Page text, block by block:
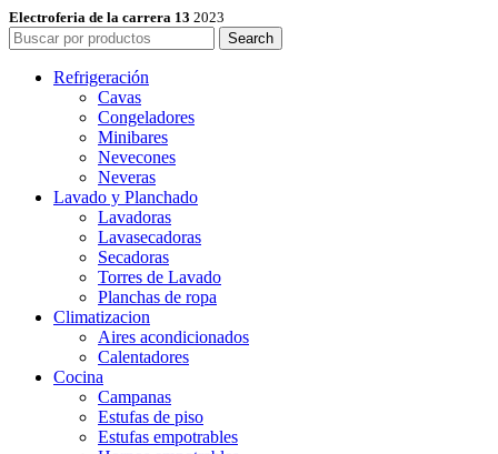
Electroferia de la carrera 13 2023
Search
Refrigeración
Cavas
Congeladores
Minibares
Nevecones
Neveras
Lavado y Planchado
Lavadoras
Lavasecadoras
Secadoras
Torres de Lavado
Planchas de ropa
Climatizacion
Aires acondicionados
Calentadores
Cocina
Campanas
Estufas de piso
Estufas empotrables